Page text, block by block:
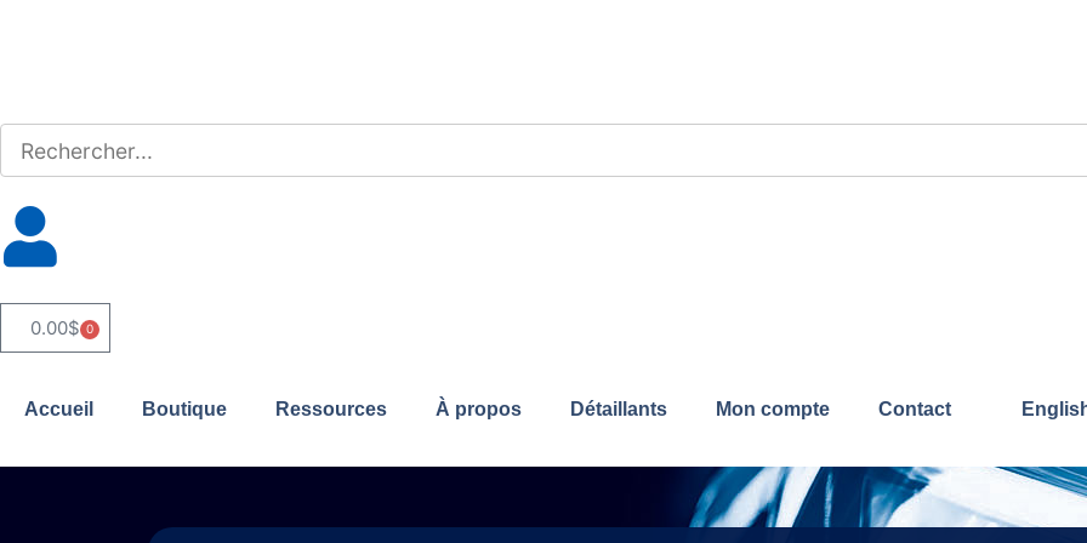
0.00$ 0
Accueil Boutique Ressources À propos Détaillants Mon compte Contact